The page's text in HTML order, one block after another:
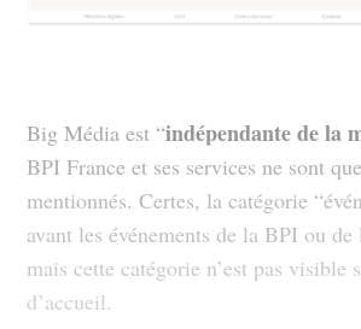
Big Média est “indépendante de la
BPI France et ses services ne sont
mentionnés. Certes, la catégorie
avant les événements de la BPI ou de
mais cette catégorie n’est pas visible
d’accueil.